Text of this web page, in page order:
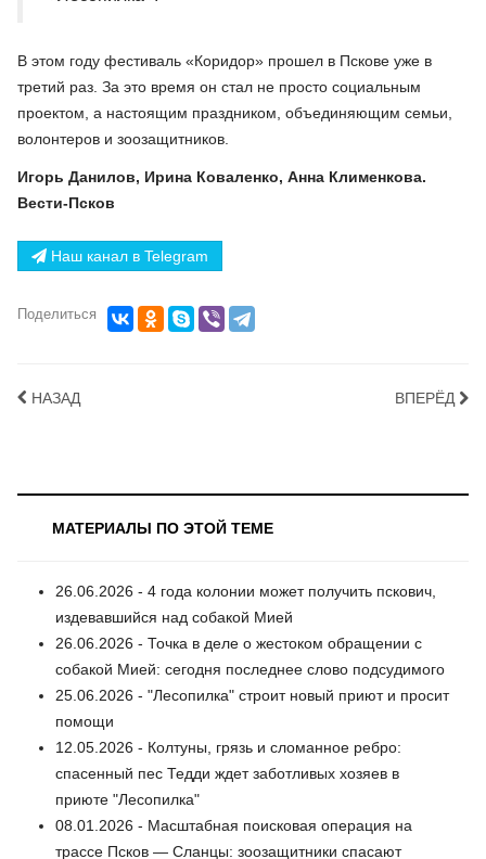
В этом году фестиваль «Коридор» прошел в Пскове уже в
третий раз. За это время он стал не просто социальным
проектом, а настоящим праздником, объединяющим семьи,
волонтеров и зоозащитников.
Игорь Данилов, Ирина Коваленко, Анна Клименкова.
Вести-Псков
Наш канал в Telegram
Поделиться
НАЗАД ВПЕРЁД
МАТЕРИАЛЫ ПО ЭТОЙ ТЕМЕ
26.06.2026 - 4 года колонии может получить пскович,
издевавшийся над собакой Мией
26.06.2026 - Точка в деле о жестоком обращении с
собакой Мией: сегодня последнее слово подсудимого
25.06.2026 - "Лесопилка" строит новый приют и просит
помощи
12.05.2026 - Колтуны, грязь и сломанное ребро:
спасенный пес Тедди ждет заботливых хозяев в
приюте "Лесопилка"
08.01.2026 - Масштабная поисковая операция на
трассе Псков — Сланцы: зоозащитники спасают